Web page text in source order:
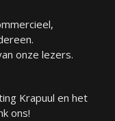
onze lezers.
Krapuul en het
ons!